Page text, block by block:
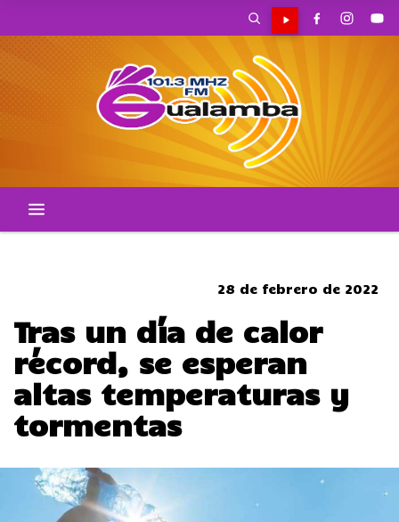
28 de febrero de 2022
Tras un día de calor
récord, se esperan
altas temperaturas y
tormentas